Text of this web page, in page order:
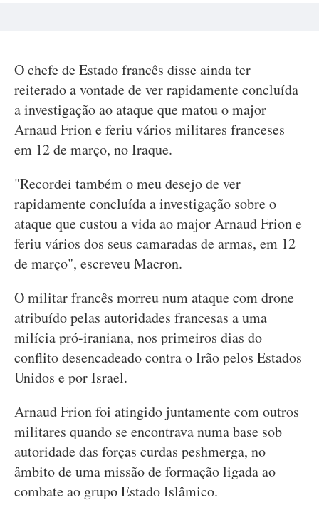
O chefe de Estado francês disse ainda ter
reiterado a vontade de ver rapidamente concluída
a investigação ao ataque que matou o major
Arnaud Frion e feriu vários militares franceses
em 12 de março, no Iraque.
"Recordei também o meu desejo de ver
rapidamente concluída a investigação sobre o
ataque que custou a vida ao major Arnaud Frion e
feriu vários dos seus camaradas de armas, em 12
de março", escreveu Macron.
O militar francês morreu num ataque com drone
atribuído pelas autoridades francesas a uma
milícia pró-iraniana, nos primeiros dias do
conflito desencadeado contra o Irão pelos Estados
Unidos e por Israel.
Arnaud Frion foi atingido juntamente com outros
militares quando se encontrava numa base sob
autoridade das forças curdas peshmerga, no
âmbito de uma missão de formação ligada ao
combate ao grupo Estado Islâmico.